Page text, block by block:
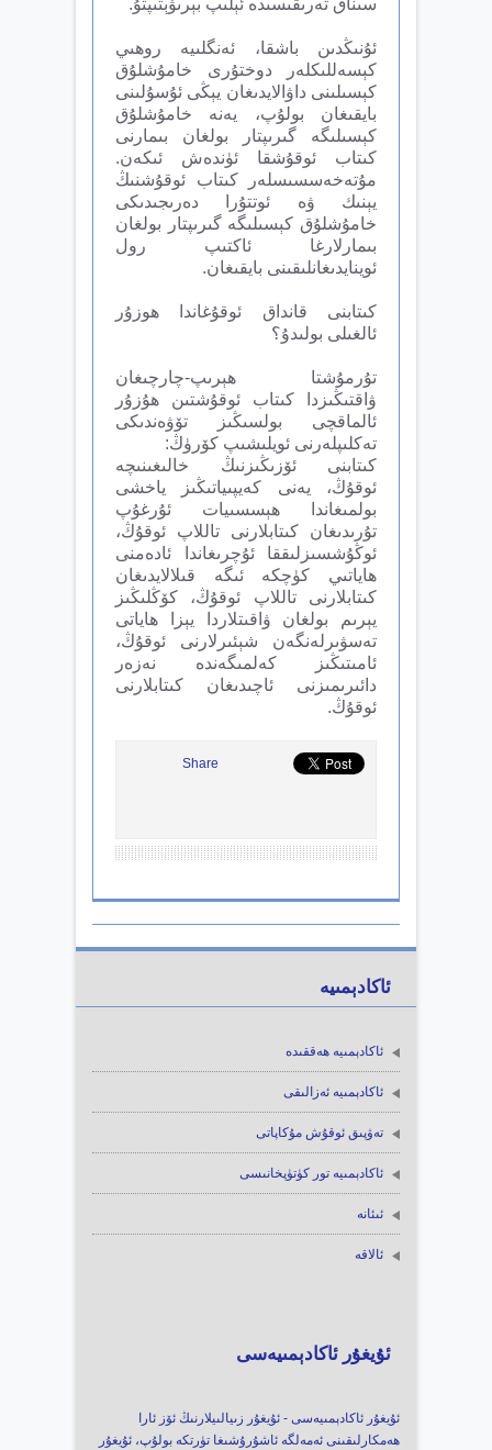
سىناق تەرىقىسىدە ئېلىپ بېرىۋېتىپتۇ.
ئۇنىڭدىن باشقا، ئەنگلىيە روھىي
كېسەللىكلەر دوختۇرى خامۇشلۇق
كېسىلىنى داۋالايدىغان يېڭى ئۇسۇلىنى
بايقىغان بولۇپ، يەنە خامۇشلۇق
كېسىلىگە گىرىپتار بولغان بىمارنى
كىتاب ئوقۇشقا ئۈندەش ئىكەن.
مۇتەخەسسىسلەر كىتاب ئوقۇشنىڭ
يېنىك ۋە ئوتتۇرا دەرىجىدىكى
خامۇشلۇق كېسىلىگە گىرىپتار بولغان
بىمارلارغا ئاكتىپ رول
ئوينايدىغانلىقىنى بايقىغان.
كىتابنى قانداق ئوقۇغاندا ھوزۇر
ئالغىلى بولىدۇ؟
تۇرمۇشتا ھېرىپ-چارچىغان
ۋاقتىڭىزدا كىتاب ئوقۇشتىن ھۇزۇر
ئالماقچى بولسىڭىز تۆۋەندىكى
تەكلىپلەرنى ئويلىشىپ كۆرۈڭ:
كىتابنى ئۆزىڭىزنىڭ خالىغىنىچە
ئوقۇڭ، يەنى كەيپىياتىڭىز ياخشى
بولمىغاندا ھېسسىيات ئۇرغۇپ
تۇرىدىغان كىتابلارنى تاللاپ ئوقۇڭ،
ئوڭۇشسىزلىققا ئۇچرىغاندا ئادەمنى
ھاياتىي كۈچكە ئىگە قىلالايدىغان
كىتابلارنى تاللاپ ئوقۇڭ، كۆڭلىڭىز
يېرىم بولغان ۋاقىتلاردا يېزا ھاياتى
تەسۋىرلەنگەن شېئىرلارنى ئوقۇڭ،
ئامىتىڭىز كەلمىگەندە نەزەر
دائىرىمىزنى ئاچىدىغان كىتابلارنى
ئوقۇڭ.
Share
ئاكادېمىيە
ئاكادېمىيە ھەققىدە
ئاكادېمىيە ئەزالىقى
تەۋپىق ئوقۇش مۇكاپاتى
ئاكادېمىيە تور كۈتۈپخانىسى
ئىئانە
ئالاقە
ئۇيغۇر ئاكادېمىيەسى
ئۇيغۇر ئاكادېمىيەسى - ئۇيغۇر زىيالىيلارنىڭ ئۆز ئارا
ھەمكارلىقىنى ئەمەلگە ئاشۇرۇشىغا تۈرتكە بولۇپ، ئۇيغۇر